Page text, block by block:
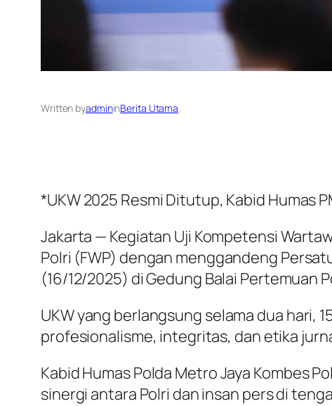
Written byadmininBerita Utama
*UKW 2025 Resmi Ditutup, Kabid Humas
Jakarta — Kegiatan Uji Kompetensi
Polri (FWP) dengan menggandeng
(16/12/2025) di Gedung Balai Pertemuan
UKW yang berlangsung selama dua hari,
profesionalisme, integritas, dan etika
Kabid Humas Polda Metro Jaya Kombes
sinergi antara Polri dan insan pers di